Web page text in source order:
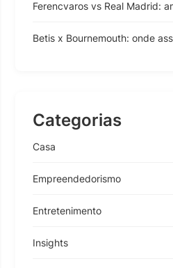
Ferencvaros vs Real Madrid:
Betis x Bournemouth: onde
Categorias
Casa
Empreendedorismo
Entretenimento
Insights